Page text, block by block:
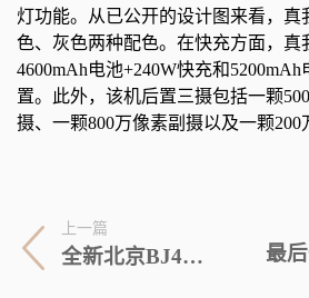
灯功能。从已公开的设计图来看，真
色、灰色两种配色。在快充方面，真
4600mAh电池+240W快充和
置。此外，该机后置三摄包括一颗
摄、一颗800万像素副摄以及一颗200
上一篇
全新北京BJ40将在成都车展上亮相 预售价12万元起 最